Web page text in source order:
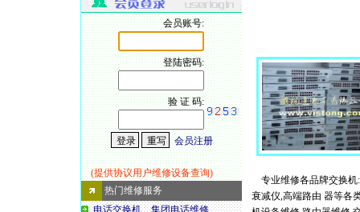
会员账号:
登陆密码:
验 证 码:
会员注册
(提供协议用户维修设备查询)
热门维修服务
电话交换机、集团电话维修
专业维修各品牌交换机
衰减仪,高端路由 器等各